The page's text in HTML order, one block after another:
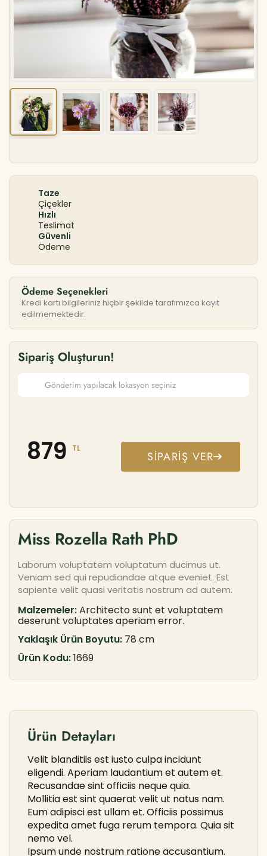
Miss Rozella Rath PhD
Laborum voluptatem voluptatum ducimus ut.
Veniam sed qui repudiandae atque eveniet. Est
sapiente velit quasi veritatis nostrum ad autem.
Malzemeler:Architecto sunt et voluptatem
deserunt voluptates aperiam error.
Yaklaşık Ürün Boyutu: 78 cm
Ürün Kodu:1669
Sipariş Oluşturun!
879 TL
SIPARIŞ VER
Taze
Çiçekler
Hızlı
Teslimat
Güvenli
Ödeme
Ödeme Seçenekleri
Kredi kartı bilgileriniz hiçbir şekilde tarafımızca kayıt
edilmemektedir.
Ürün Detayları
Velit blanditiis est iusto culpa incidunt
eligendi. Aperiam laudantium et autem et.
Recusandae sint officiis neque quia.
Mollitia est sint quaerat velit ut natus nam.
Eum adipisci est ullam et. Officiis possimus
expedita amet fuga rerum tempora. Quia sit
nemo vel.
Ipsum unde nostrum ratione accusantium.